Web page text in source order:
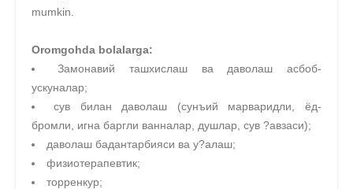
mumkin.
Oromgohda bolalarga:
Замонавий ташхислаш ва даволаш асбоб-
ускуналар;
сув билан даволаш (сунъий марваридли, ёд-
бромли, игна баргли ванналар, душлар, сув ?авзаси);
даволаш бадантарбияси ва у?алаш;
физиотерапевтик;
торренкур;